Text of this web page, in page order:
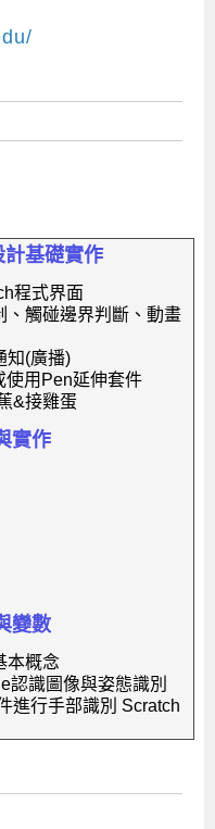
基礎實作
程式界面
、觸碰邊界判斷、動畫
知(廣播)
使用Pen延伸套件
&接雞蛋
實作
變數
本概念
認識圖像與姿態識別
進行手部識別 Scratch